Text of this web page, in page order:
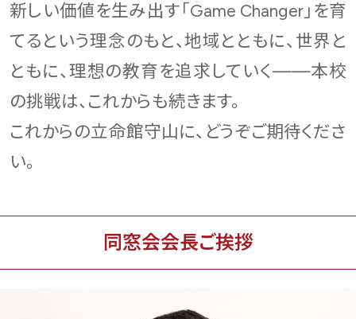
新しい価値を生み出す「Game Changer」を育
てるという理念のもと、地域とともに、世界と
ともに、理想の教育を追求していく——本校
の挑戦は、これからも続きます。
これからの立命館守山に、どうぞご期待くださ
い。
同窓会会長ご挨拶